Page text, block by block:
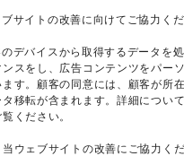
サイトの改善に向けてご協力く
デバイスから取得するデータを
スをし、広告コンテンツをパーソ
す。顧客の同意には、顧客が所
タ移転が含まれます。詳細につい
ください。
ウェブサイトの改善にご協力くだ
メディア掲載実績